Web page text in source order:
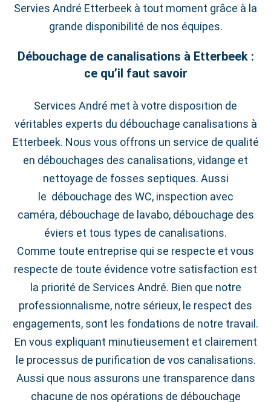
Servies André Etterbeek à tout moment grâce à la
grande disponibilité de nos équipes.
Débouchage de canalisations à Etterbeek :
ce qu’il faut savoir
Services André met à votre disposition de
véritables experts du débouchage canalisations à
Etterbeek. Nous vous offrons un service de qualité
en débouchages des canalisations, vidange et
nettoyage de fosses septiques. Aussi
le débouchage des WC, inspection avec
caméra, débouchage de lavabo, débouchage des
éviers et tous types de canalisations.
Comme toute entreprise qui se respecte et vous
respecte de toute évidence votre satisfaction est
la priorité de Services André. Bien que notre
professionnalisme, notre sérieux, le respect des
engagements, sont les fondations de notre travail.
En vous expliquant minutieusement et clairement
le processus de purification de vos canalisations.
Aussi que nous assurons une transparence dans
chacune de nos opérations de débouchage